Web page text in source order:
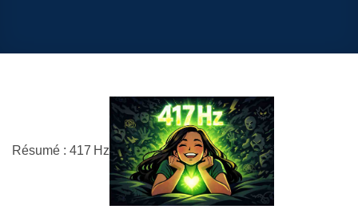
Résumé : 417 Hz